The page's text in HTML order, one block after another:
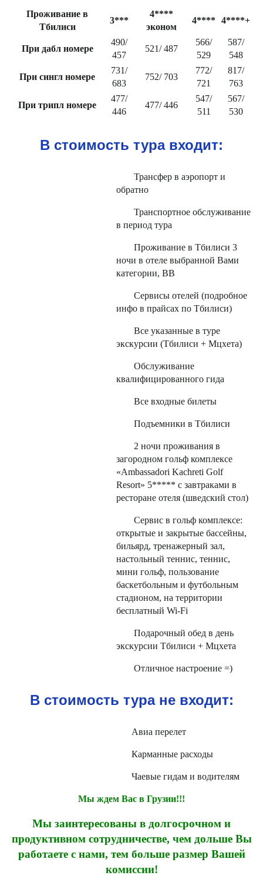
Проживание в
Тбилиси
3***
4****
эконом
4**** 4****+
При дабл номере
490/
457
521/ 487
566/
529
587/
548
При сингл номере
731/
683
752/ 703
772/
721
817/
763
При трипл номере
477/
446
477/ 446
547/
511
567/
530
В стоимость тура входит:
Трансфер в аэропорт и
обратно
Транспортное обслуживание
в период тура
Проживание в Тбилиси 3
ночи в отеле выбранной Вами
категории, ВВ
Сервисы отелей (подробное
инфо в прайсах по Тбилиси)
Все указанные в туре
экскурсии (Тбилиси + Мцхета)
Обслуживание
квалифицированного гида
Все входные билеты
Подъемники в Тбилиси
2 ночи проживания в
загородном гольф комплексе
«Ambassadori Kachreti Golf
Resort» 5***** с завтраками в
ресторане отеля (шведский стол)
Сервис в гольф комплексе:
открытые и закрытые бассейны,
бильярд, тренажерный зал,
настольный теннис, теннис,
мини гольф, пользование
баскетбольным и футбольным
стадионом, на территории
бесплатный Wi-Fi
Подарочный обед в день
экскурсии Тбилиси + Мцхета
Отличное настроение =)
В стоимость тура не входит:
Авиа перелет
Карманные расходы
Чаевые гидам и водителям
Мы ждем Вас в Грузии!!!
Мы заинтересованы в долгосрочном и
продуктивном сотрудничестве, чем дольше Вы
работаете с нами, тем больше размер Вашей
комиссии!